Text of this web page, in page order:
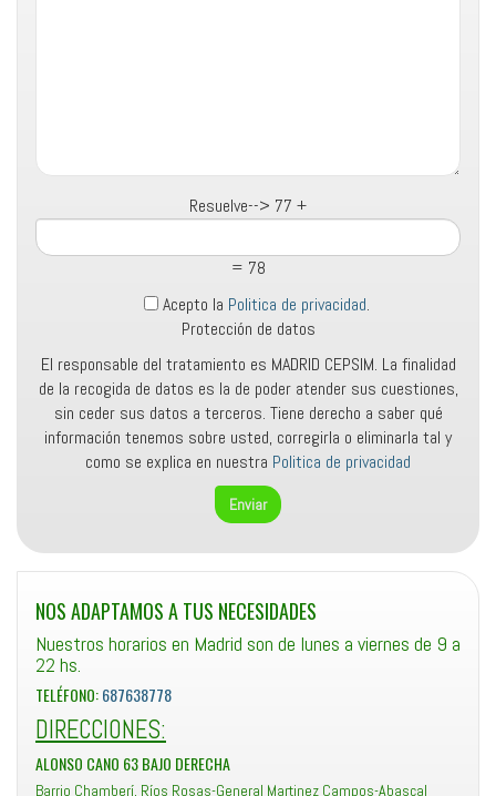
Resuelve--> 77 +
= 78
Acepto la Politica de privacidad.
Protección de datos
El responsable del tratamiento es MADRID CEPSIM. La finalidad
de la recogida de datos es la de poder atender sus cuestiones,
sin ceder sus datos a terceros. Tiene derecho a saber qué
información tenemos sobre usted, corregirla o eliminarla tal y
como se explica en nuestra Politica de privacidad
NOS ADAPTAMOS A TUS NECESIDADES
Nuestros horarios en Madrid son de lunes a viernes de 9 a
22 hs.
TELÉFONO:687638778
DIRECCIONES:
ALONSO CANO 63 BAJO DERECHA
Barrio Chamberí, Ríos Rosas-General Martinez Campos-Abascal